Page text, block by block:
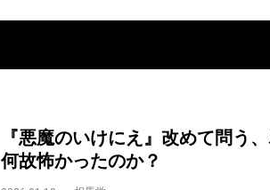
『悪魔のいけにえ』改めて問う
何故怖かったのか？